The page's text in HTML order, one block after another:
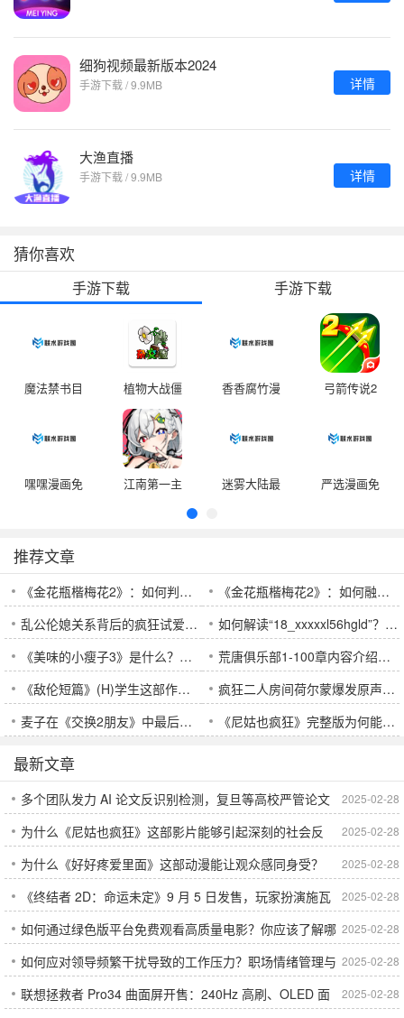
细狗视频最新版本2024
手游下载 / 9.9MB 详情
大渔直播
手游下载 / 9.9MB 详情
猜你喜欢
手游下载 手游下载
魔法禁书目
植物大战僵
尸杂交版内
置菜单
香香腐竹漫
v8.2.2
弓箭传说2
嘿嘿漫画免
江南第一主
迷雾大陆最
严选漫画免
推荐文章
《金花瓶楷梅花2》：如何判断真伪并了解其市场前景与艺术价值
《金花瓶楷梅花2》：如何融合传统与现代工艺，打造艺术与收藏价值兼具的作品？
乱公伦媳关系背后的疯狂试爱二重性是什么？
如何解读“18_xxxxxl56hgld”？它背后隐藏着什么样的神秘含义？
《美味的小瘦子3》是什么？游戏玩法和特色功能有哪些？为什么它如此受欢迎？
荒唐俱乐部1-100章内容介绍：到底是什么让人物关系复杂、情节如此跌宕起伏？
《敌伦短篇》(H)学生这部作品究竟讲述了什么？其背后的深刻思想是什么？
疯狂二人房间荷尔蒙爆发原声，究竟为何让人无法自拔？
麦子在《交换2朋友》中最后和谁在一起了？剧情发展揭秘！
《尼姑也疯狂》完整版为何能引发观众的深度思考？
最新文章
多个团队发力 AI 论文反识别检测，复旦等高校严管论文
AI 使用
2025-02-28
为什么《尼姑也疯狂》这部影片能够引起深刻的社会反
思？
2025-02-28
为什么《好好疼爱里面》这部动漫能让观众感同身受？ 2025-02-28
《终结者 2D：命运未定》9 月 5 日发售，玩家扮演施瓦
辛格致敬经典街机游戏
2025-02-28
如何通过绿色版平台免费观看高质量电影？你应该了解哪
些注意事项？
2025-02-28
如何应对领导频繁干扰导致的工作压力？职场情绪管理与
高效沟通技巧揭秘
2025-02-28
联想拯救者 Pro34 曲面屏开售：240Hz 高刷、OLED 面 2025-02-28